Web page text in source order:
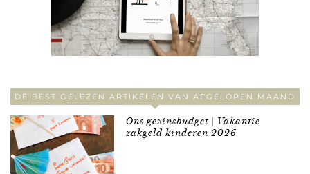
DE BEST GELEZEN ARTIKELEN VAN AFGELOPEN MAAND
Ons gezinsbudget | Vakantie
zakgeld kinderen 2026